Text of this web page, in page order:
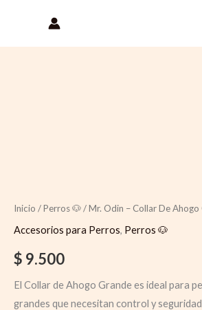
contenido
Inicio /Perros 🐶/ Mr. Odin – Collar De Ahogo
Accesorios para Perros, Perros 🐶
$ 9.500
El Collar de Ahogo Grande es ideal para
grandes que necesitan control y